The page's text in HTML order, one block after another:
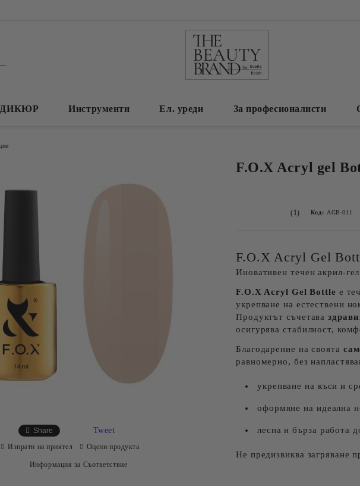
Инструменти Ел. уреди За професионалисти
F.O.X Acryl gel
(1) Код: AGB-011
F.O.X Acryl Gel
Иновативен течен акрил-
F.O.X Acryl Gel Bottle е
укрепване на естествени
Продуктът съчетава
осигурява стабилност,
Благодарение на своята
равномерно, без
укрепване на къси и
оформяне на идеална
лесна и бърза работа
Не предизвиква загряване
Share Tweet
Изпрати на приятел Оцени продукта
Информация за Съответствие